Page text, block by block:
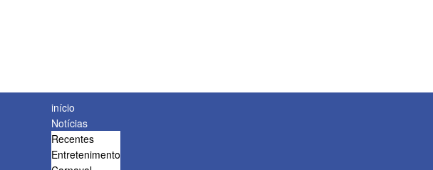
início
Notícias
Recentes
Entretenimento